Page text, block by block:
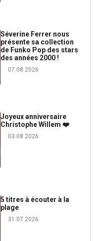
Séverine Ferrer nous
présente sa collection
de Funko Pop des stars
des années 2000 !
07.08.2026
Joyeux anniversaire
Christophe Willem ❤️
03.08.2026
5 titres à écouter à la
plage
31.07.2026